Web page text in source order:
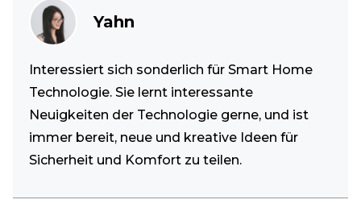
Yahn
Interessiert sich sonderlich für Smart Home
Technologie. Sie lernt interessante
Neuigkeiten der Technologie gerne, und ist
immer bereit, neue und kreative Ideen für
Sicherheit und Komfort zu teilen.